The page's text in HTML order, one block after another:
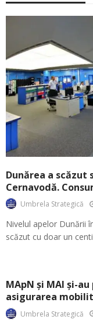
Dunărea a scăzut
Cernavodă.
Umbrela Strategică
Nivelul apelor Dunării
scăzut cu doar un
MApN și MAI și-
asigurarea
Umbrela Strategică